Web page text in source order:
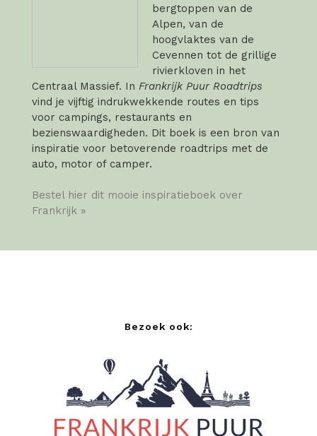
bergtoppen van de
Alpen, van de
hoogvlaktes van de
Cevennen tot de grillige
rivierkloven in het
Centraal Massief. In Frankrijk Puur Roadtrips
vind je vijftig indrukwekkende routes en tips
voor campings, restaurants en
bezienswaardigheden. Dit boek is een bron van
inspiratie voor betoverende roadtrips met de
auto, motor of camper.
Bestel hier dit mooie inspiratieboek over
Frankrijk »
Bezoek ook: